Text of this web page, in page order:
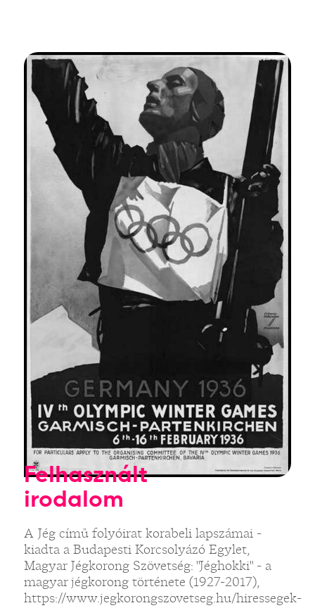
Felhasznált
irodalom
A Jég című folyóirat korabeli lapszámai -
kiadta a Budapesti Korcsolyázó Egylet,
Magyar Jégkorong Szövetség: "Jéghokki" - a
magyar jégkorong története (1927-2017),
https://www.jegkorongszovetseg.hu/hiressegek-